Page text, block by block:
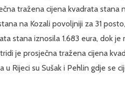
tražena cijena kvadrata stana
na Kozali povoljniji za 31
stana iznosila 1.683 eura, dok
je prosječna tražena cijena
Rijeci su Sušak i Pehlin gdje se